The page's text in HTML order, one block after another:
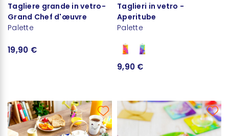
Tagliere grande in vetro-
Grand Chef d'œuvre
Palette
19,90 €
Taglieri in vetro -
Aperitube
Palette
9,90 €